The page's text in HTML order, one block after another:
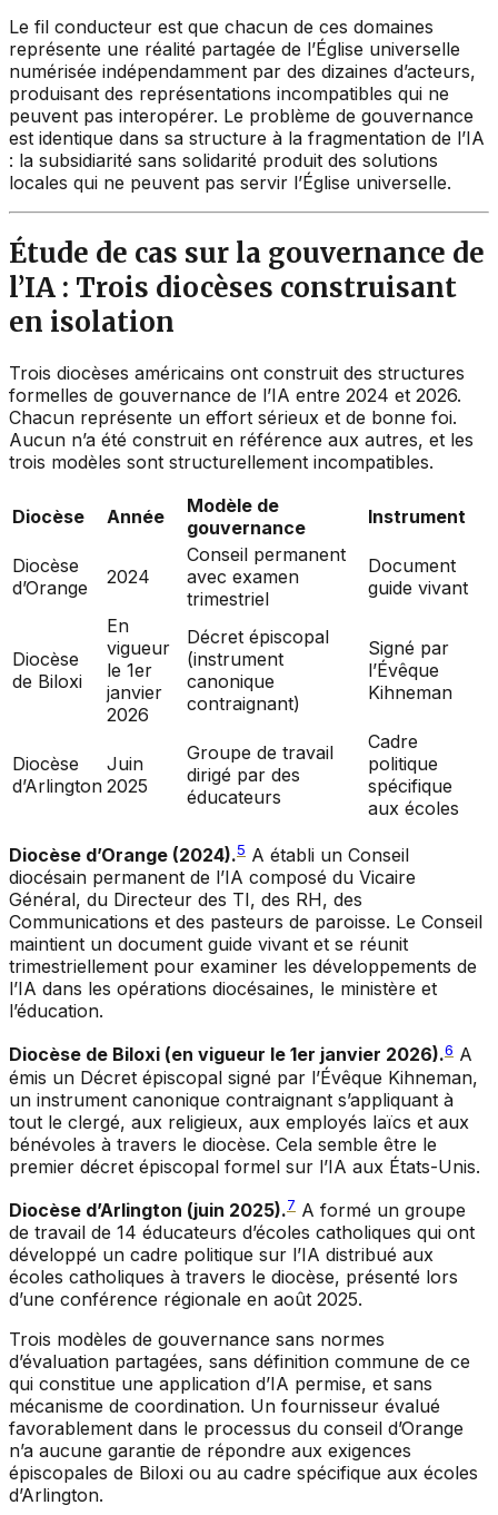
Le fil conducteur est que chacun de ces domaines
représente une réalité partagée de l’Église universelle
numérisée indépendamment par des dizaines d’acteurs,
produisant des représentations incompatibles qui ne
peuvent pas interopérer. Le problème de gouvernance
est identique dans sa structure à la fragmentation de l’IA
: la subsidiarité sans solidarité produit des solutions
locales qui ne peuvent pas servir l’Église universelle.
Étude de cas sur la gouvernance de
l’IA : Trois diocèses construisant
en isolation
Trois diocèses américains ont construit des structures
formelles de gouvernance de l’IA entre 2024 et 2026.
Chacun représente un effort sérieux et de bonne foi.
Aucun n’a été construit en référence aux autres, et les
trois modèles sont structurellement incompatibles.
Diocèse Année
Modèle de
gouvernance
Instrument
Diocèse
d’Orange
2024
Conseil permanent
avec examen
trimestriel
Document
guide vivant
Diocèse
de Biloxi
En
vigueur
le 1er
janvier
2026
Décret épiscopal
(instrument
canonique
contraignant)
Signé par
l’Évêque
Kihneman
Diocèse
d’Arlington
Juin
2025
Groupe de travail
dirigé par des
éducateurs
Cadre
politique
spécifique
aux écoles
Diocèse d’Orange (2024).5 A établi un Conseil
diocésain permanent de l’IA composé du Vicaire
Général, du Directeur des TI, des RH, des
Communications et des pasteurs de paroisse. Le Conseil
maintient un document guide vivant et se réunit
trimestriellement pour examiner les développements de
l’IA dans les opérations diocésaines, le ministère et
l’éducation.
Diocèse de Biloxi (en vigueur le 1er janvier 2026).6 A
émis un Décret épiscopal signé par l’Évêque Kihneman,
un instrument canonique contraignant s’appliquant à
tout le clergé, aux religieux, aux employés laïcs et aux
bénévoles à travers le diocèse. Cela semble être le
premier décret épiscopal formel sur l’IA aux États-Unis.
Diocèse d’Arlington (juin 2025).7 A formé un groupe
de travail de 14 éducateurs d’écoles catholiques qui ont
développé un cadre politique sur l’IA distribué aux
écoles catholiques à travers le diocèse, présenté lors
d’une conférence régionale en août 2025.
Trois modèles de gouvernance sans normes
d’évaluation partagées, sans définition commune de ce
qui constitue une application d’IA permise, et sans
mécanisme de coordination. Un fournisseur évalué
favorablement dans le processus du conseil d’Orange
n’a aucune garantie de répondre aux exigences
épiscopales de Biloxi ou au cadre spécifique aux écoles
d’Arlington.